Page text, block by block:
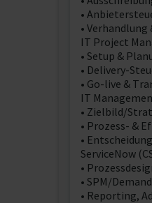
•
•
IT Project
• Setup &
• Delivery-
• Go-live &
IT
• Zielbild/
• Prozess- &
•
ServiceNow
•
• SPM/
• Reporting,